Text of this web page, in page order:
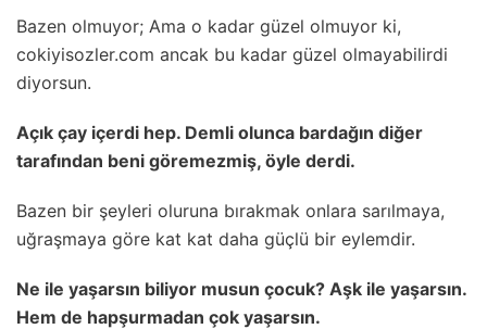
Bazen olmuyor; Ama o kadar güzel olmuyor ki,
cokiyisozler.com ancak bu kadar güzel olmayabilirdi
diyorsun.
Açık çay içerdi hep. Demli olunca bardağın diğer
tarafından beni göremezmiş, öyle derdi.
Bazen bir şeyleri oluruna bırakmak onlara sarılmaya,
uğraşmaya göre kat kat daha güçlü bir eylemdir.
Ne ile yaşarsın biliyor musun çocuk? Aşk ile yaşarsın.
Hem de hapşurmadan çok yaşarsın.